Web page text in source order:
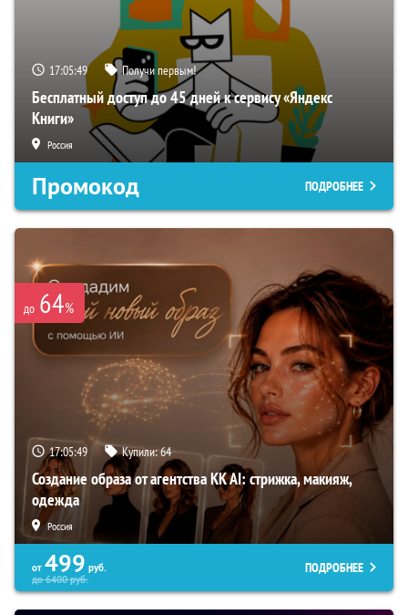
17:05:48 Получи первым!
Бесплатный доступ до 45 дней к сервису «Яндекс
Книги»
Россия
Промокод ПОДРОБНЕЕ
до 64%
17:05:48 Купили:64
Создание образа от агентства KK AI: стрижка, макияж,
одежда
Россия
от 499 руб.
до6400руб.
ПОДРОБНЕЕ